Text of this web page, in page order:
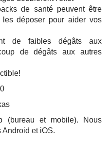
de santé peuvent être
déposer pour aider vos
de faibles dégâts aux
de dégâts aux autres
(bureau et mobile). Nous
et iOS.